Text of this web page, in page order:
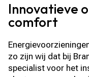
Innovatieve
comfort
zo zijn wij dat bij
specialist voor het